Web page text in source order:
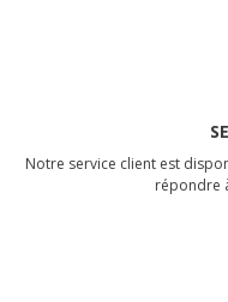
Notre service client est
répondre